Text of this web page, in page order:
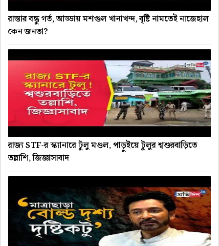
রাস্তার বন্ধু গর্ত, আড্ডায় মশগুল খানাখন্দ, বৃষ্টি নামতেই নাজেহাল
কেন জনতা?
রাজ্য STF-র স্ক্যানারে টুলু মণ্ডল, পাড়ুইয়ে টুলুর শ্বশুরবাড়িতে
তল্লাশি, জিজ্ঞাসাবাদ